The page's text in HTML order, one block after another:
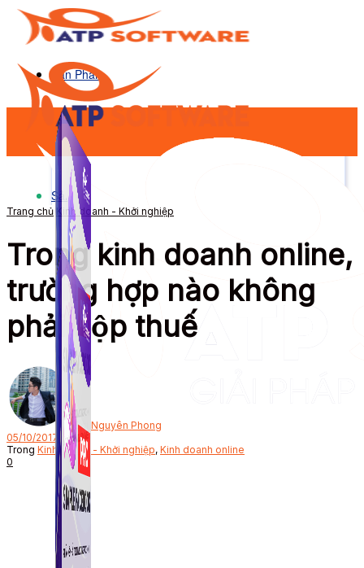
Sản Phẩm
Sản Phẩm
Trang chủ Kinh doanh - Khởi nghiệp
Trong kinh doanh online,
trường hợp nào không
phải nộp thuế
Bởi Nguyên Phong
05/10/2017
Trong Kinh doanh - Khởi nghiệp, Kinh doanh online
0